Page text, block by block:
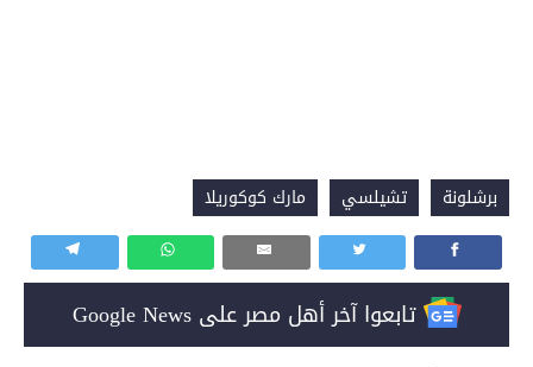
برشلونة تشيلسي مارك كوكوريلا
تابعوا آخر أهل مصر على Google News